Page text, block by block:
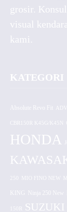
grosir.
visual
kami.
KATEGORI
Absolute Revo Fit
CBR150R K45G/K45N
HONDA
250 MIO FINO NEW
KING Ninja 250 New
150R SUZUKI